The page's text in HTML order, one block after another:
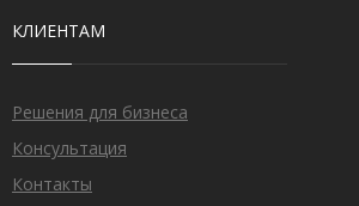
КЛИЕНТАМ
Решения для бизнеса
Консультация
Контакты